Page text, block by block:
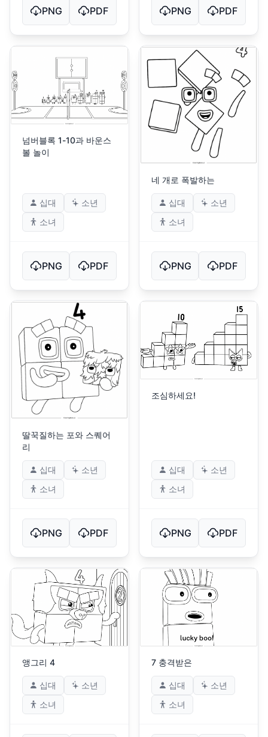
PNG PDF PNG PDF
넘버블록 1-10과 바운스
볼 놀이
십대
소년
소녀
PNG PDF
네 개로 폭발하는
십대
소년
소녀
PNG PDF
딸꾹질하는 포와 스퀘어
리
십대
소년
소녀
PNG PDF
조심하세요!
십대
소년
소녀
PNG PDF
앵그리 4
십대
소년
소녀
7 충격받은
십대
소년
소녀